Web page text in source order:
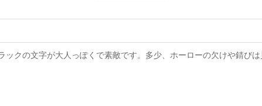
クの文字が大人っぽくで素敵です。多少、ホーローの欠けや錆び